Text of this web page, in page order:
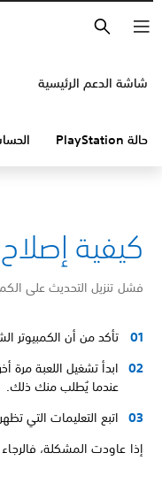
شاشة الدعم الرئيسية
حالة PlayStation
كيفية إصلاح PF-205459-5
فشل تنزيل التحديث على
تأكد من أن الكمبيوتر
عندما يُطلب منك ذلك.
اتبع التعليمات التي
إذا عاودت المشكلة، فالرجاء